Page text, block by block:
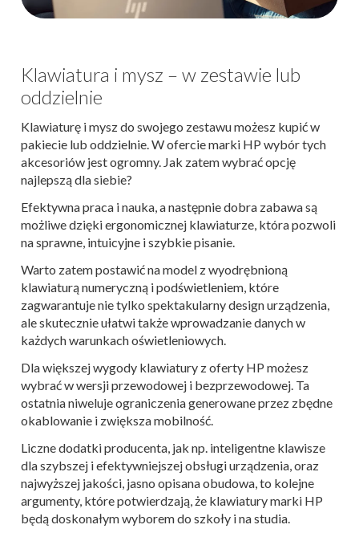
Klawiatura i mysz – w zestawie lub
oddzielnie
Klawiaturę i mysz do swojego zestawu możesz kupić w
pakiecie lub oddzielnie. W ofercie marki HP wybór tych
akcesoriów jest ogromny. Jak zatem wybrać opcję
najlepszą dla siebie?
Efektywna praca i nauka, a następnie dobra zabawa są
możliwe dzięki ergonomicznej klawiaturze, która pozwoli
na sprawne, intuicyjne i szybkie pisanie.
Warto zatem postawić na model z wyodrębnioną
klawiaturą numeryczną i podświetleniem, które
zagwarantuje nie tylko spektakularny design urządzenia,
ale skutecznie ułatwi także wprowadzanie danych w
każdych warunkach oświetleniowych.
Dla większej wygody klawiatury z oferty HP możesz
wybrać w wersji przewodowej i bezprzewodowej. Ta
ostatnia niweluje ograniczenia generowane przez zbędne
okablowanie i zwiększa mobilność.
Liczne dodatki producenta, jak np. inteligentne klawisze
dla szybszej i efektywniejszej obsługi urządzenia, oraz
najwyższej jakości, jasno opisana obudowa, to kolejne
argumenty, które potwierdzają, że klawiatury marki HP
będą doskonałym wyborem do szkoły i na studia.